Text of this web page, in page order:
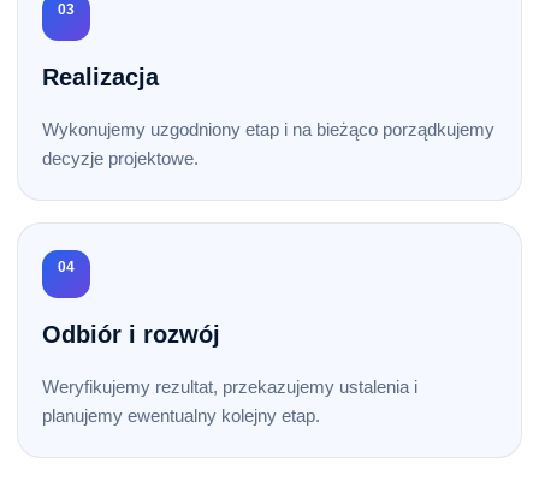
03
Realizacja
Wykonujemy uzgodniony etap i na bieżąco porządkujemy
decyzje projektowe.
04
Odbiór i rozwój
Weryfikujemy rezultat, przekazujemy ustalenia i
planujemy ewentualny kolejny etap.